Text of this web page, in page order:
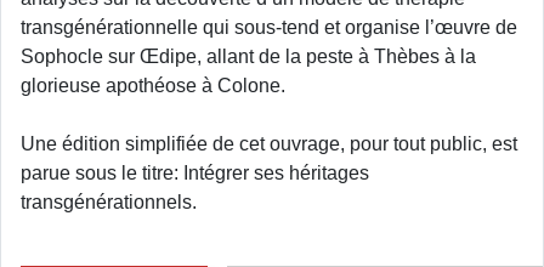
transgénérationnelle qui sous-tend et organise l’œuvre de
Sophocle sur Œdipe, allant de la peste à Thèbes à la
glorieuse apothéose à Colone.
Une édition simplifiée de cet ouvrage, pour tout public, est
parue sous le titre: Intégrer ses héritages
transgénérationnels.